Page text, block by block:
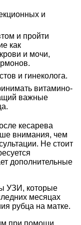
и
и пройти
как
и мочи,
и гинеколога.
витамино-
важные
кесарева
внимания, чем
Не стоит
дополнительные
УЗИ, которые
месяцах
рубца на матке.
при помощи